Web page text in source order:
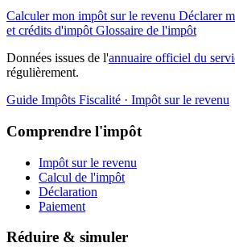
Calculer mon impôt sur le revenu Déclarer
et crédits d'impôt Glossaire de l'impôt
Données issues de l'annuaire officiel du
régulièrement.
Guide Impôts Fiscalité · Impôt sur le revenu
Comprendre l'impôt
Impôt sur le revenu
Calcul de l'impôt
Déclaration
Paiement
Réduire & simuler